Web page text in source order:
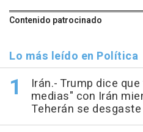
Contenido patrocinado
Lo más leído en Política
Irán.- Trump dice
medias" con Irán
Teherán se